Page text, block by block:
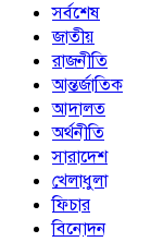
সর্বশেষ
জাতীয়
রাজনীতি
আন্তর্জাতিক
আদালত
অর্থনীতি
সারাদেশ
খেলাধুলা
ফিচার
বিনোদন